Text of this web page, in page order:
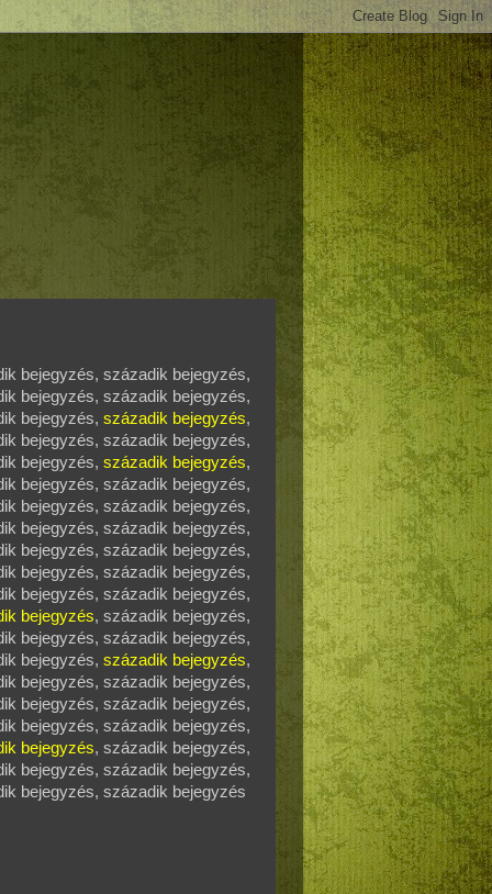
bejegyzés, századik bejegyzés,
bejegyzés, századik bejegyzés,
bejegyzés, századik bejegyzés,
bejegyzés, századik bejegyzés,
bejegyzés, századik bejegyzés,
bejegyzés, századik bejegyzés,
bejegyzés, századik bejegyzés,
bejegyzés, századik bejegyzés,
bejegyzés, századik bejegyzés,
bejegyzés, századik bejegyzés,
bejegyzés, századik bejegyzés,
bejegyzés, századik bejegyzés,
bejegyzés, századik bejegyzés,
bejegyzés, századik bejegyzés,
bejegyzés, századik bejegyzés,
bejegyzés, századik bejegyzés,
bejegyzés, századik bejegyzés,
bejegyzés, századik bejegyzés,
bejegyzés, századik bejegyzés,
bejegyzés, századik bejegyzés